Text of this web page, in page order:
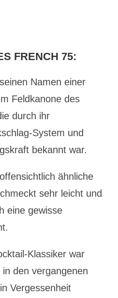
FRENCH 75:
Namen einer
Feldkanone des
durch ihr
System und
bekannt war.
ähnliche
sehr leicht und
eine gewisse
Klassiker war
den vergangenen
Vergessenheit